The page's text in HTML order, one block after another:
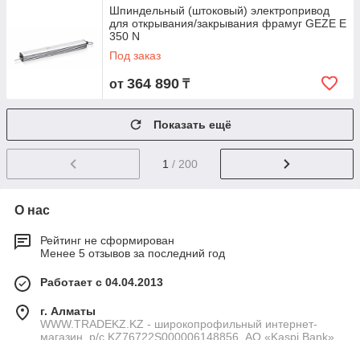
Шпиндельный (штоковый) электропривод
для открывания/закрывания фрамуг GEZE E
350 N
Под заказ
от 364 890 ₸
Показать ещё
1 / 200
О нас
Рейтинг не сформирован
Менее 5 отзывов за последний год
Работает с 04.04.2013
г. Алматы
WWW.TRADEKZ.KZ - широкопрофильный интернет-
магазин, р/с KZ76722S000006148856, АО «Kaspi Bank»,